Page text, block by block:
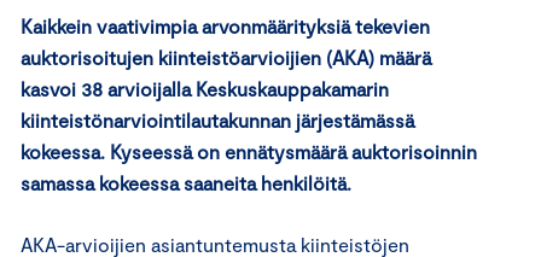
Kaikkein vaativimpia arvonmäärityksiä tekevien
auktorisoitujen kiinteistöarvioijien (AKA) määrä
kasvoi 38 arvioijalla Keskuskauppakamarin
kiinteistönarviointilautakunnan järjestämässä
kokeessa. Kyseessä on ennätysmäärä auktorisoinnin
samassa kokeessa saaneita henkilöitä.
AKA-arvioijien asiantuntemusta kiinteistöjen